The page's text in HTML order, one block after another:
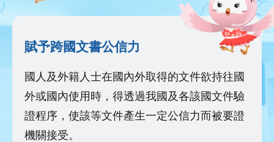
賦予跨國文書公信力
國人及外籍人士在國內外取得的文件欲持往國
外或國內使用時，得透過我國及各該國文件驗
證程序，使該等文件產生一定公信力而被要證
機關接受。